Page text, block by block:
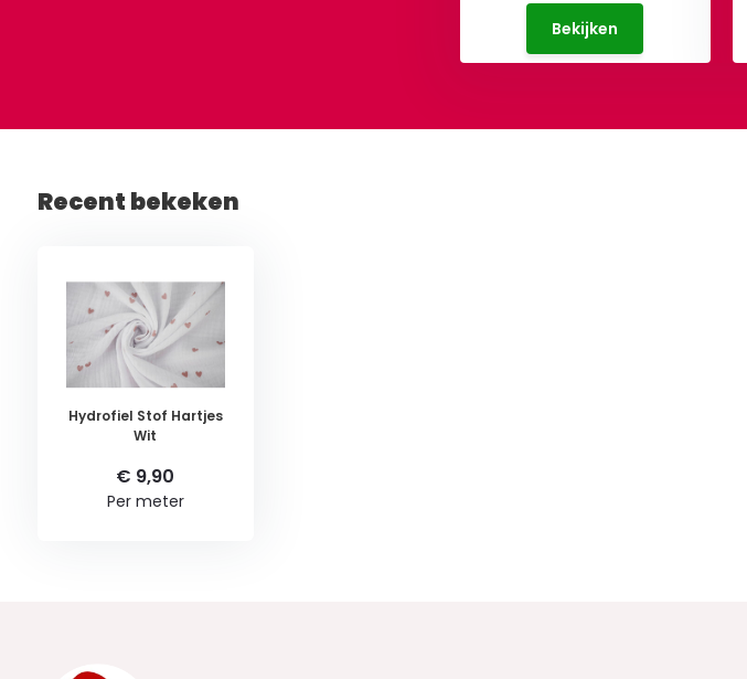
Bekijken
Recent bekeken
Hydrofiel Stof Hartjes
Wit
€ 9,90
Per meter